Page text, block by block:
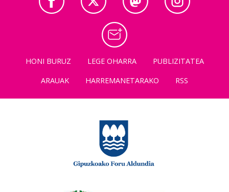
HONI BURUZ LEGE OHARRA
PUBLIZITATEA
ARAUAK
HARREMANETARAKO RSS